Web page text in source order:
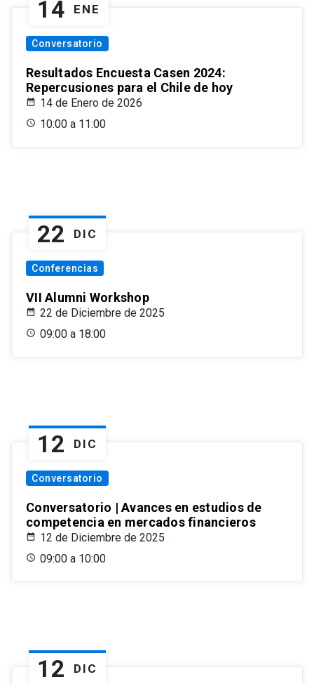
14 ENE
Conversatorio
Resultados Encuesta Casen 2024:
Repercusiones para el Chile de hoy
14 de Enero de 2026
10:00 a 11:00
22 DIC
Conferencias
VII Alumni Workshop
22 de Diciembre de 2025
09:00 a 18:00
12 DIC
Conversatorio
Conversatorio | Avances en estudios de
competencia en mercados financieros
12 de Diciembre de 2025
09:00 a 10:00
12 DIC